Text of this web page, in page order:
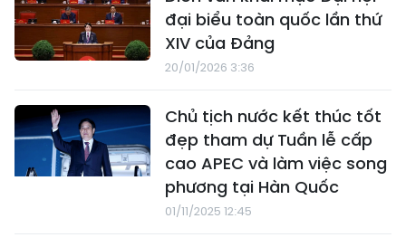
đại biểu toàn quốc lần thứ
XIV của Đảng
20/01/2026 3:36
Chủ tịch nước kết thúc tốt
đẹp tham dự Tuần lễ cấp
cao APEC và làm việc song
phương tại Hàn Quốc
01/11/2025 12:45